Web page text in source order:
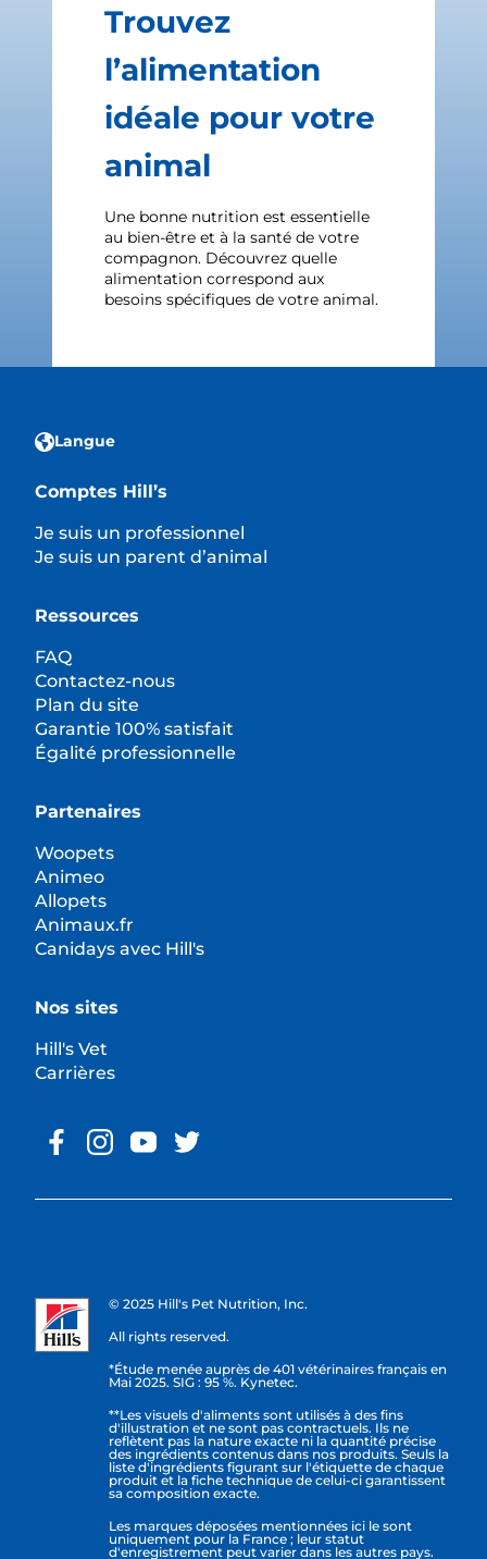
Trouvez
l’alimentation
idéale pour votre
animal
Une bonne nutrition est essentielle
au bien-être et à la santé de votre
compagnon. Découvrez quelle
alimentation correspond aux
besoins spécifiques de votre animal.
Langue
Comptes Hill’s
Je suis un professionnel
Je suis un parent d’animal
Ressources
FAQ
Contactez-nous
Plan du site
Garantie 100% satisfait
Égalité professionnelle
Partenaires
Woopets
Animeo
Allopets
Animaux.fr
Canidays avec Hill's
Nos sites
Hill's Vet
Carrières
© 2025 Hill's Pet Nutrition, Inc.
All rights reserved.
*Étude menée auprès de 401 vétérinaires français en
Mai 2025. SIG : 95 %. Kynetec.
**Les visuels d'aliments sont utilisés à des fins
d'illustration et ne sont pas contractuels. Ils ne
reflètent pas la nature exacte ni la quantité précise
des ingrédients contenus dans nos produits. Seuls la
liste d'ingrédients figurant sur l'étiquette de chaque
produit et la fiche technique de celui-ci garantissent
sa composition exacte.
Les marques déposées mentionnées ici le sont
uniquement pour la France ; leur statut
d'enregistrement peut varier dans les autres pays.